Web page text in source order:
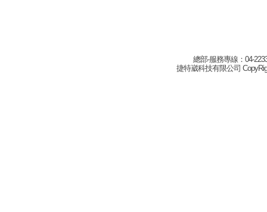
總部-服務專線：04-
捷特崴科技有限公司